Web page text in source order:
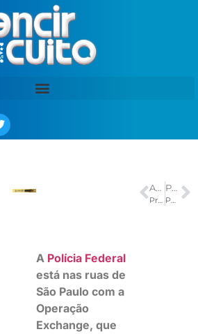
A Polícia Federal
está nas ruas de
São Paulo com a
Operação
Exchange, que
ANTERIOR PRÓXIMO